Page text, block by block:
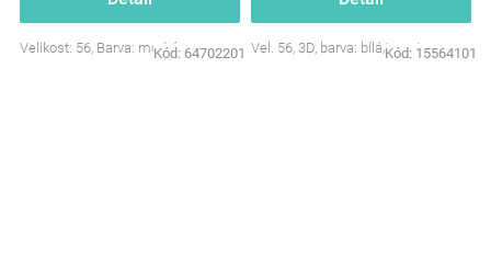
Velikost: 56, Barva: modrá
Kód: 64702201 Vel. 56, 3D, barva: bílá/smetana
Kód: 15564101